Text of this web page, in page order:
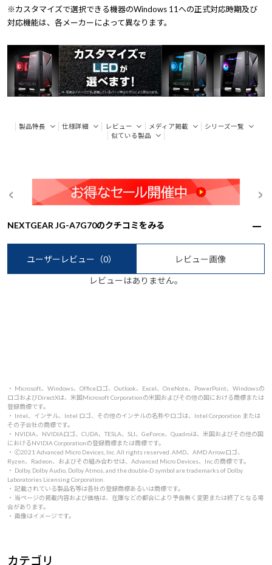
※カスタマイズで選択できる機器のWindows 11への正式対応時期及び
対応機能は、各メーカーによって異なります。
製品特長 仕様詳細 レビュー メディア掲載
シリーズ一覧
似ている製品
NEXTGEAR JG-A7G70のクチコミをみる
ユーザーレビュー （0） レビュー画像
レビューはありません。
・ Microsoft、Windows、Officeロゴ、Outlook、Excel、OneNote、PowerPoint、Windowsの
ロゴおよびDirectXは、米国Microsoft Corporationの米国およびその他の国における商標または
登録商標です。
・ Intel、インテル、Intel ロゴ、その他のインテルの名称やロゴは、Intel Corporation または
その子会社の商標です。
・ NVIDIA、NVIDIAロゴ、CUDA、TESLA、SLI、GeForce、Quadroは、米国およびその他の国
におけるNVIDIA Corporationの登録商標または商標です。
・ 🄫2021 Advanced Micro Devices, Inc. All rights reserved. AMD、AMD Arrowロゴ、
Ryzen、Radeon、およびその組み合わせは、Advanced Micro Devices、Inc.の商標です。
・ Dolby, Dolby Audio, Dolby Atmos, and the double-D symbol are trademarks of Dolby
Laboratories Licensing Corporation.
・ 記載されている製品名等は各社の登録商標あるいは商標です。
・ 当ページの掲載内容および価格は、在庫などの都合により予告無く変更または終了となる場
合があります。
・ 画像はイメージです。
カテゴリ